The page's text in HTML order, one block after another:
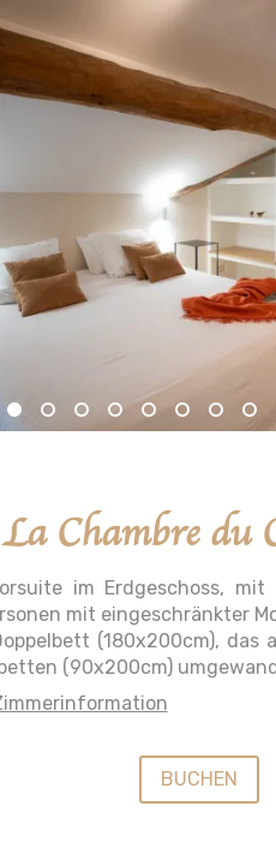
La Chambre du
im Erdgeschoss, mit
mit eingeschränkter
(180x200cm),
(90x200cm)
BUCHEN